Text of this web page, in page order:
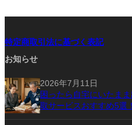
特定商取引法に基づく表記
お知らせ
2026年7月11日
困ったら自宅にいたま
取サービスおすすめ5選！